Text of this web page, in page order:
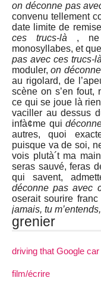
on déconne pas
convenu tellement
date limite de
ces trucs-là , ne
monosyllabes, et
pas avec ces trucs-là
moduler,on
au rigolard, de
scène on s’en fout,
ce qui se joue là
vaciller au dessus
infà¢me qui
autres, quoi
puisque va de soi,
vois plutà´t ma
seras sauvé, feras
qui savent,
déconne pas avec
oserait sourire
jamais, tu
grenier
driving that Google car
film/écrire